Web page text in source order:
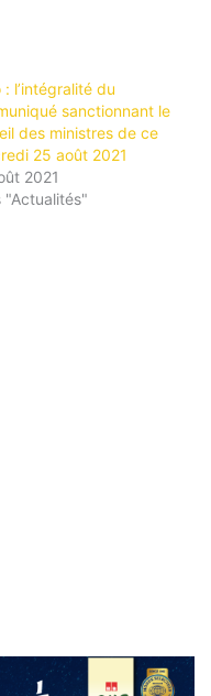
: l’intégralité du
sanctionnant le
des ministres de ce
25 août 2021
2021
"Actualités"